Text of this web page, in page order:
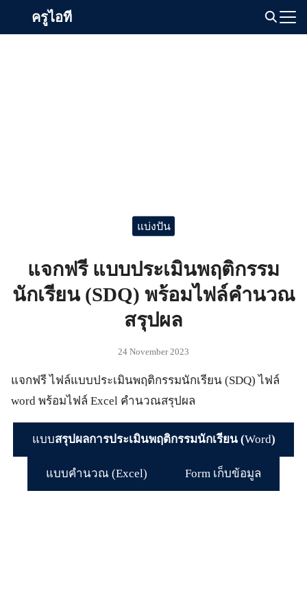
ครูไอที
แบ่งปัน
แจกฟรี แบบประเมินพฤติกรรม
นักเรียน (SDQ) พร้อมไฟล์คำนวณ
สรุปผล
24 November 2023
แจกฟรี ไฟล์แบบประเมินพฤติกรรมนักเรียน (SDQ) ไฟล์
word พร้อมไฟล์ Excel คำนวณสรุปผล
แบบสรุปผลการประเมินพฤติกรรมนักเรียน (Word)
แบบคำนวณ (Excel) Form เก็บข้อมูล